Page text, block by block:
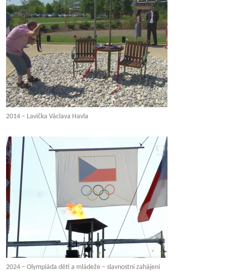
2014 – Lavička Václava Havla
2024 – Olympiáda dětí a mládeže – slavnostní zahájení